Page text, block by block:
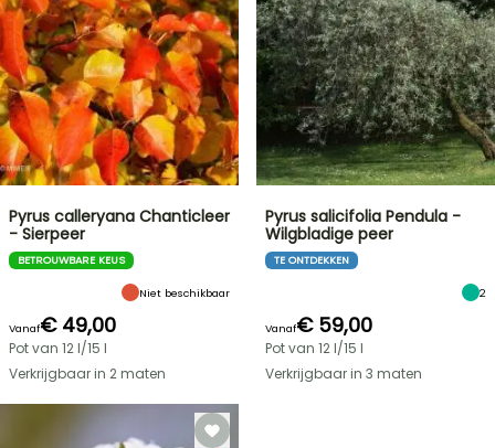
Pyrus calleryana Chanticleer
- Sierpeer
BETROUWBARE KEUS
Niet beschikbaar
Vanaf€ 49,00
Pot van 12 l/15 l
Verkrijgbaar in 2 maten
Pyrus salicifolia Pendula -
Wilgbladige peer
TE ONTDEKKEN
2
Vanaf€ 59,00
Pot van 12 l/15 l
Verkrijgbaar in 3 maten